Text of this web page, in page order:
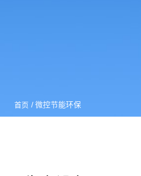
首页 / 微控节能环保